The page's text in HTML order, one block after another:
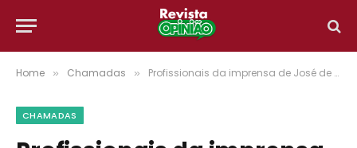
Home » Chamadas » Profissionais da imprensa de José de Freitas formam corrente de combate ao Covid-19. Veja Vídeo!!
CHAMADAS